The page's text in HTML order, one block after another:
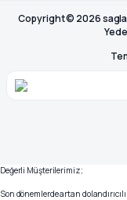
Copyright © 2026
Değerli Müşterilerimiz;
Son dönemlerde artan